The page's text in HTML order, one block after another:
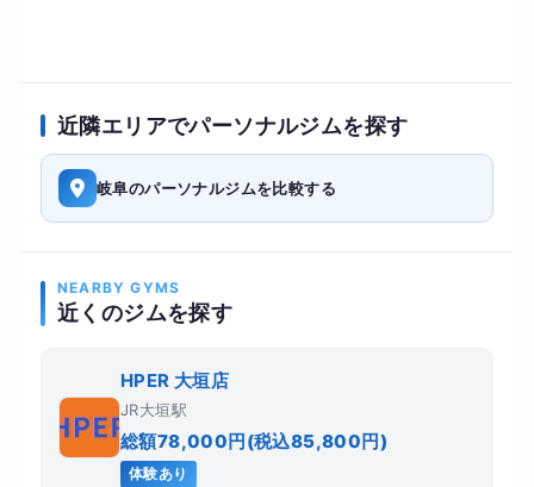
近隣エリアでパーソナルジムを探す
岐阜のパーソナルジムを比較する
NEARBY GYMS
近くのジムを探す
HPER 大垣店
JR大垣駅
総額78,000円(税込85,800円)
体験あり